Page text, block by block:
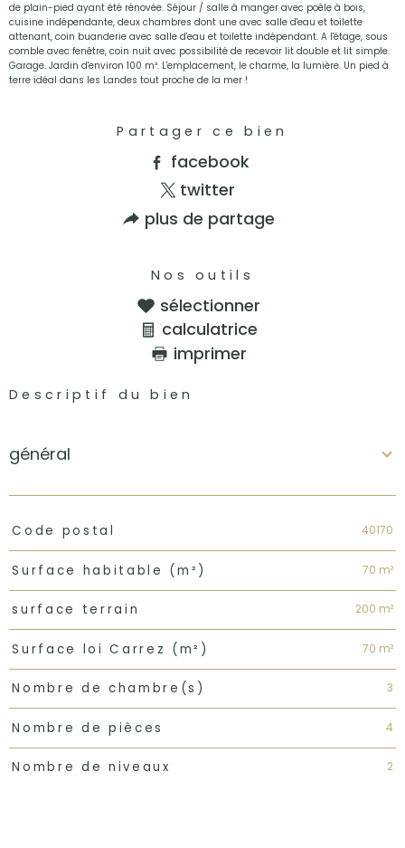
de plain-pied ayant été rénovée. Séjour / salle à manger avec poêle à bois,
cuisine indépendante, deux chambres dont une avec salle d'eau et toilette
attenant, coin buanderie avec salle d'eau et toilette indépendant. A l'étage, sous
comble avec fenêtre, coin nuit avec possibilité de recevoir lit double et lit simple.
Garage. Jardin d'environ 100 m². L'emplacement, le charme, la lumière. Un pied à
terre idéal dans les Landes tout proche de la mer !
Partager ce bien
facebook
twitter
plus de partage
Nos outils
sélectionner
calculatrice
imprimer
Descriptif du bien
général
TRAD_PAMPERO_Caracteristique
Code postal 40170
Surface habitable (m²) 70 m²
surface terrain 200 m²
Surface loi Carrez (m²) 70 m²
Nombre de chambre(s) 3
Nombre de pièces 4
Nombre de niveaux 2